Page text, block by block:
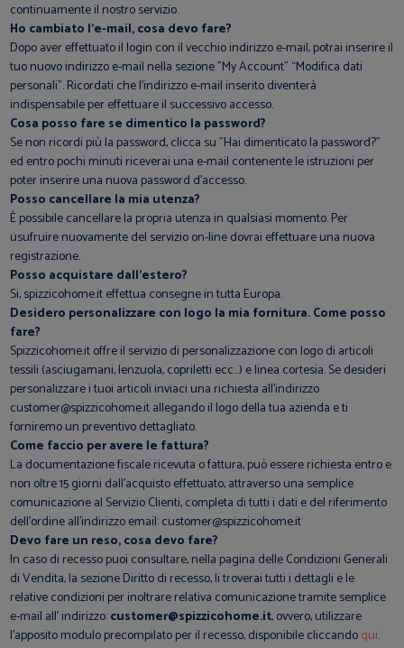
continuamente il nostro servizio.
Ho cambiato l'e-mail, cosa devo fare?
Dopo aver effettuato il login con il vecchio indirizzo e-mail, potrai inserire il
tuo nuovo indirizzo e-mail nella sezione "My Account" “Modifica dati
personali”. Ricordati che l'indirizzo e-mail inserito diventerà
indispensabile per effettuare il successivo accesso.
Cosa posso fare se dimentico la password?
Se non ricordi più la password, clicca su "Hai dimenticato la password?"
ed entro pochi minuti riceverai una e-mail contenente le istruzioni per
poter inserire una nuova password d'accesso.
Posso cancellare la mia utenza?
È possibile cancellare la propria utenza in qualsiasi momento. Per
usufruire nuovamente del servizio on-line dovrai effettuare una nuova
registrazione.
Posso acquistare dall’estero?
Si, spizzicohome.it effettua consegne in tutta Europa.
Desidero personalizzare con logo la mia fornitura. Come posso
fare?
Spizzicohome.it offre il servizio di personalizzazione con logo di articoli
tessili (asciugamani, lenzuola, copriletti ecc...) e linea cortesia. Se desideri
personalizzare i tuoi articoli inviaci una richiesta all'indirizzo
customer@spizzicohome.it allegando il logo della tua azienda e ti
forniremo un preventivo dettagliato.
Come faccio per avere le fattura?
La documentazione fiscale ricevuta o fattura, può essere richiesta entro e
non oltre 15 giorni dall’acquisto effettuato, attraverso una semplice
comunicazione al Servizio Clienti, completa di tutti i dati e del riferimento
dell’ordine all’indirizzo email: customer@spizzicohome.it
Devo fare un reso, cosa devo fare?
In caso di recesso puoi consultare, nella pagina delle Condizioni Generali
di Vendita, la sezione Diritto di recesso, li troverai tutti i dettagli e le
relative condizioni per inoltrare relativa comunicazione tramite semplice
e-mail all’ indirizzo:customer@spizzicohome.it, ovvero, utilizzare
l’apposito modulo precompilato per il recesso, disponibile cliccandoqui.